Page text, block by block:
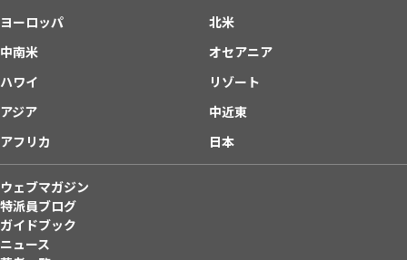
ヨーロッパ
北米
中南米
オセアニア
ハワイ
リゾート
アジア
中近東
アフリカ
日本
ウェブマガジン
特派員ブログ
ガイドブック
ニュース